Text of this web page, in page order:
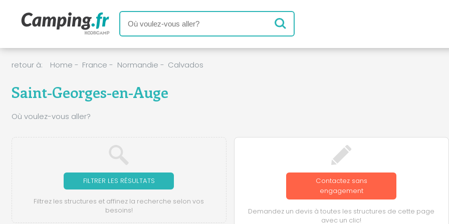
retour à: Home - France - Normandie - Calvados
Saint-Georges-en-Auge
Où voulez-vous aller?
FILTRER LES RÉSULTATS
Filtrez les structures et affinez la recherche selon vos
besoins!
Contactez sans
engagement
Demandez un devis à toutes les structures de cette page
avec un clic!